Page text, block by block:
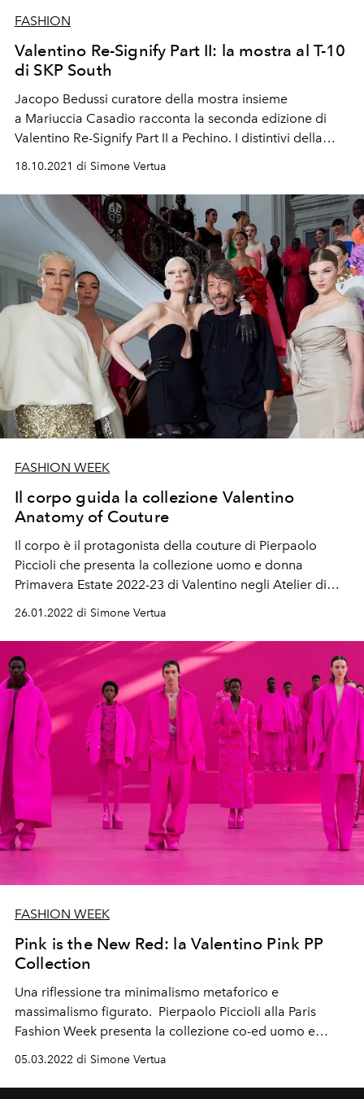
FASHION
Valentino Re-Signify Part II: la mostra al T-10
di SKP South
Jacopo Bedussi curatore della mostra insieme
a Mariuccia Casadio racconta la seconda edizione di
Valentino Re-Signify Part II a Pechino. I distintivi della
Maison si uniscono alle opere di artisti creando dialoghi
18.10.2021 di Simone Vertua
FASHION WEEK
Il corpo guida la collezione Valentino
Anatomy of Couture
Il corpo è il protagonista della couture di Pierpaolo
Piccioli che presenta la collezione uomo e donna
Primavera Estate 2022-23 di Valentino negli Atelier di
Place-Vendôme. "
un corpo ideale, che in passato era incarnato dalla
house model su cui venivano creati i look".
26.01.2022 di Simone Vertua
FASHION WEEK
Pink is the New Red: la Valentino Pink PP
Collection
Una riflessione tra minimalismo metaforico e
massimalismo figurato. Pierpaolo Piccioli alla Paris
Fashion Week presenta la collezione co-ed uomo e
donna Autunno Inverno 2022-23.
05.03.2022 di Simone Vertua